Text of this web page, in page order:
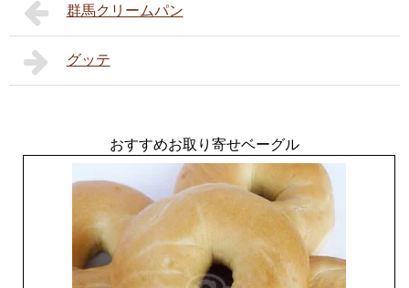
群馬クリームパン
グッテ
おすすめお取り寄せベーグル